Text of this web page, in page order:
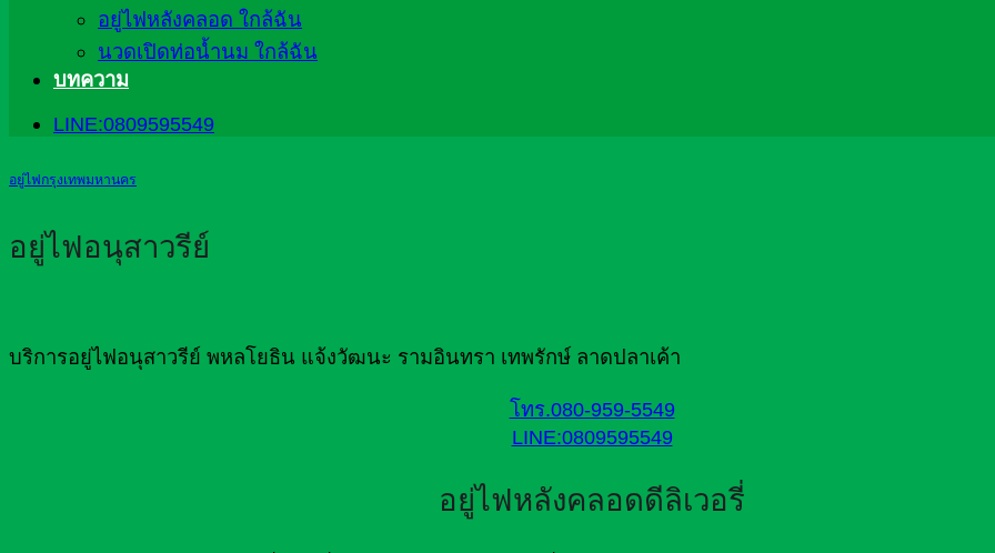
อยู่ไฟหลังคลอด ใกล้ฉัน
นวดเปิดท่อน้ำนม ใกล้ฉัน
บทความ
LINE:0809595549
อยู่ไฟกรุงเทพมหานคร
อยู่ไฟอนุสาวรีย์
บริการอยู่ไฟอนุสาวรีย์ พหลโยธิน แจ้งวัฒนะ รามอินทรา เทพรักษ์ ลาดปลาเค้า
โทร.080-959-5549
LINE:0809595549
อยู่ไฟหลังคลอดดีลิเวอรี่